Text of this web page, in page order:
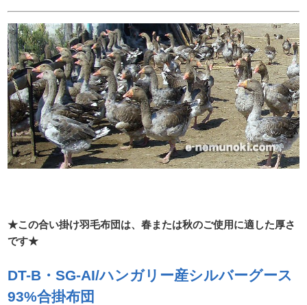
★この合い掛け羽毛布団は、春または秋のご使用に適した厚さ
です★
DT-B・SG-AI/ハンガリー産シルバーグース
93%合掛布団